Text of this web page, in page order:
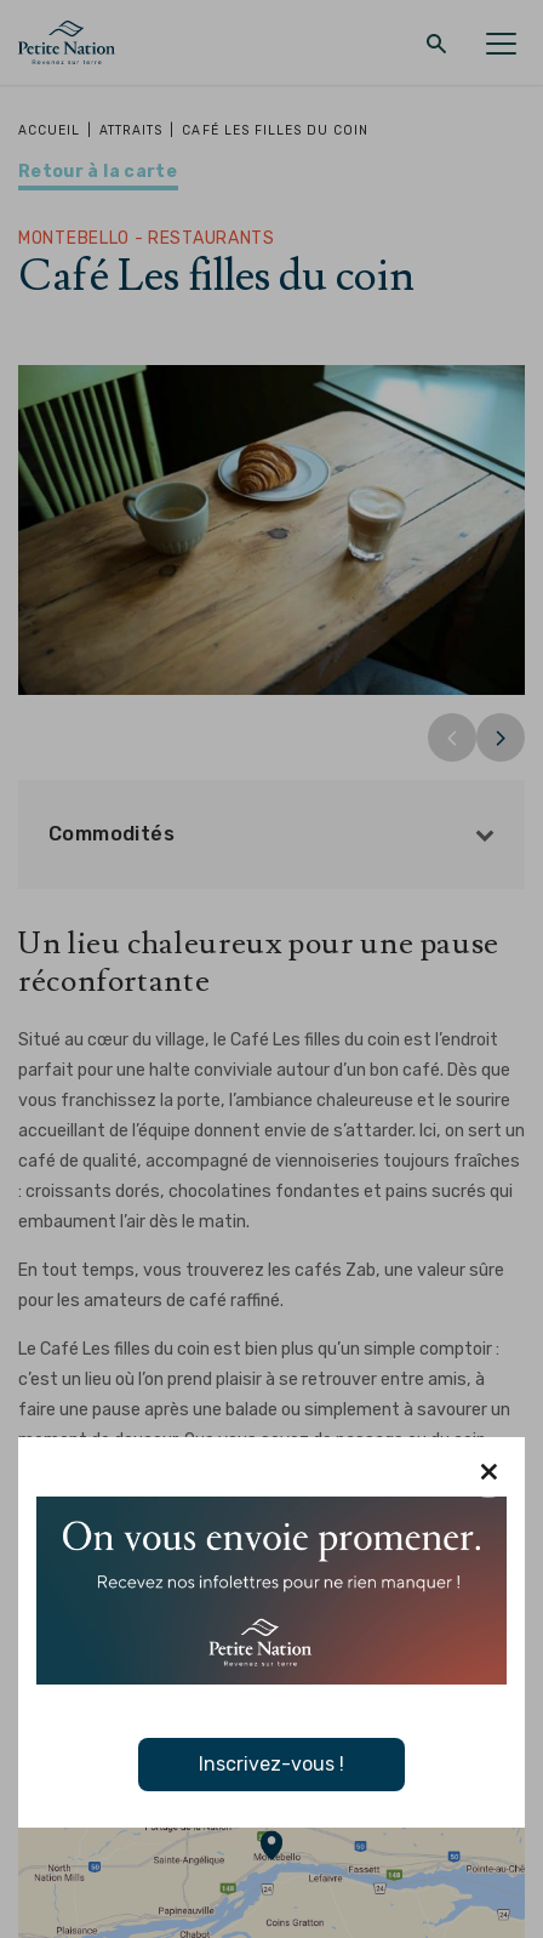
×
Inscrivez-vous !
Retour au menu principal
LA RÉGION
Retour au menu principal
PROMENADES – QUOI FAIRE
Retour au menu principal
HÉBERGEMENT
Retour au menu principal
RESTAURANT
ACCUEIL ATTRAITS CAFÉ LES FILLES DU COIN
Retour à la carte
MONTEBELLO - RESTAURANTS
Café Les filles du coin
Commodités
Un lieu chaleureux pour une pause
réconfortante
Situé au cœur du village, le Café Les filles du coin est l’endroit
parfait pour une halte conviviale autour d’un bon café. Dès que
vous franchissez la porte, l’ambiance chaleureuse et le sourire
accueillant de l’équipe donnent envie de s’attarder. Ici, on sert un
café de qualité, accompagné de viennoiseries toujours fraîches
: croissants dorés, chocolatines fondantes et pains sucrés qui
embaument l’air dès le matin.
En tout temps, vous trouverez les cafés Zab, une valeur sûre
pour les amateurs de café raffiné.
Le Café Les filles du coin est bien plus qu’un simple comptoir :
c’est un lieu où l’on prend plaisir à se retrouver entre amis, à
faire une pause après une balade ou simplement à savourer un
moment de douceur. Que vous soyez de passage ou du coin,
laissez-vous séduire par cette adresse sympathique qui met
en avant simplicité, qualité et authenticité.